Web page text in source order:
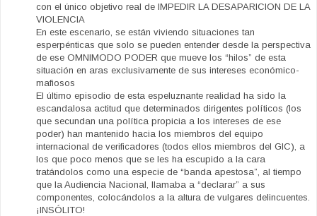
con el único objetivo real de IMPEDIR LA DESAPARICION DE LA
VIOLENCIA
En este escenario, se están viviendo situaciones tan
esperpénticas que solo se pueden entender desde la perspectiva
de ese OMNIMODO PODER que mueve los “hilos” de esta
situación en aras exclusivamente de sus intereses económico-
mafiosos
El último episodio de esta espeluznante realidad ha sido la
escandalosa actitud que determinados dirigentes políticos (los
que secundan una política propicia a los intereses de ese
poder) han mantenido hacia los miembros del equipo
internacional de verificadores (todos ellos miembros del GIC), a
los que poco menos que se les ha escupido a la cara
tratándolos como una especie de “banda apestosa”, al tiempo
que la Audiencia Nacional, llamaba a “declarar” a sus
componentes, colocándolos a la altura de vulgares delincuentes.
¡INSÓLITO!